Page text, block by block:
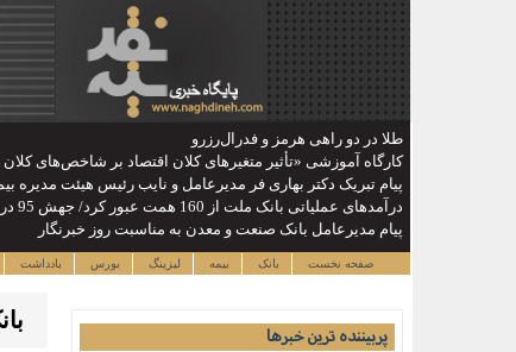
طلا در دو راهی هرمز و فدرال‌رزرو
کارگاه آموزشی «تأثیر متغیرهای کلان اقتصاد بر شاخص‌های
پیام تبریک دکتر بهاری فر مدیرعامل و نایب رئیس هیئت مدیره
درآمدهای عملیاتی بانک ملت از 160 همت عبور کرد/ جهش 95 درصدی نسبت به پایان تیرماه 1404
پیام مدیرعامل بانک صنعت و معدن به مناسبت روز خبرنگار
صفحه نخست بانک بیمه لیزینگ بورس یادداشت
پربیننده ترین خبرها